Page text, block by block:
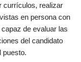
currículos, realizar
en persona con
de evaluar las
del candidato
puesto.